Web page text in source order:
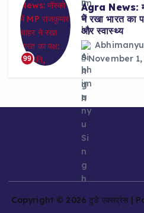
99
Agra News:
ने रखा भारत का
और स्वास्थ्य
November 1,
Copyright © 2026 टुडे एक्सप्रेस |